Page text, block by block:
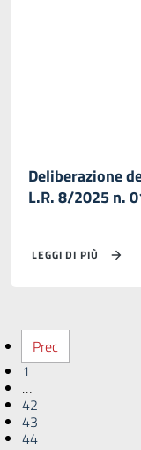
Deliberazione
L.R. 8/2025 n.
LEGGI DI PIÙ
Prec
1
…
42
43
44